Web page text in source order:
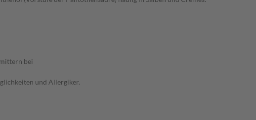
bei
und Allergiker.